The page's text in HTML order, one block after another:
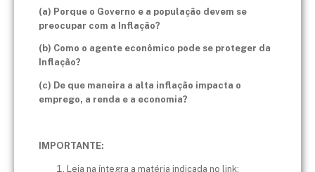
(a) Porque o Governo e a população devem se
preocupar com a Inflação?
(b) Como o agente econômico pode se proteger da
Inflação?
(c) De que maneira a alta inflação impacta o
emprego, a renda e a economia?
IMPORTANTE:
Leia na íntegra a matéria indicada no link: